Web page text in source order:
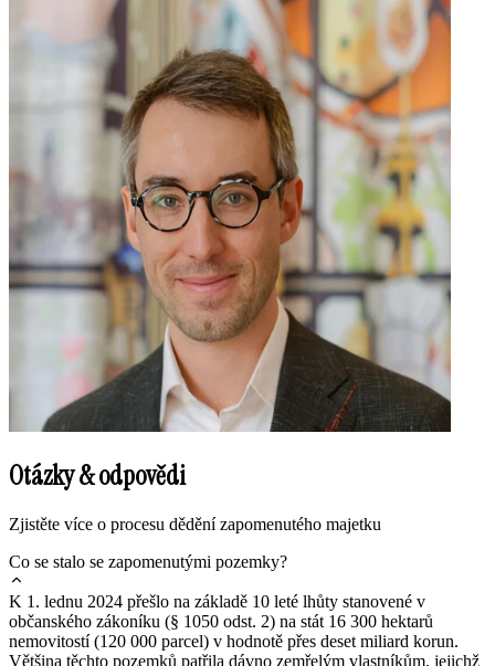
Otázky & odpovědi
Zjistěte více o procesu dědění zapomenutého majetku
Co se stalo se zapomenutými pozemky?
K 1. lednu 2024 přešlo na základě 10 leté lhůty stanovené v
občanského zákoníku (§ 1050 odst. 2) na stát 16 300 hektarů
nemovitostí (120 000 parcel) v hodnotě přes deset miliard korun.
Většina těchto pozemků patřila dávno zemřelým vlastníkům, jejichž